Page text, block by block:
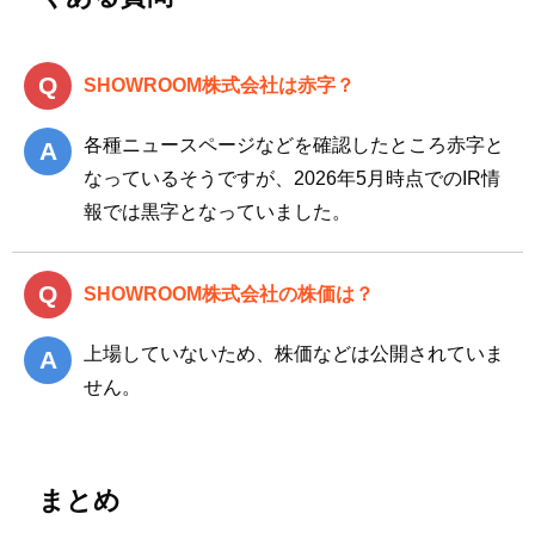
SHOWROOM株式会社は赤字？
各種ニュースページなどを確認したところ赤字と
なっているそうですが、2026年5月時点でのIR情
報では黒字となっていました。
SHOWROOM株式会社の株価は？
上場していないため、株価などは公開されていま
せん。
まとめ